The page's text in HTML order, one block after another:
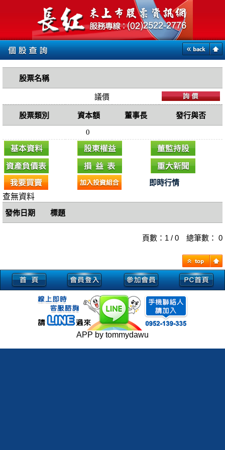
股票名稱
議價
股票類別 資本額 董事長 發行與否
0
即時行情
查無資料
發佈日期 標題
頁數：1 / 0 總筆數： 0
APP by tommydawu